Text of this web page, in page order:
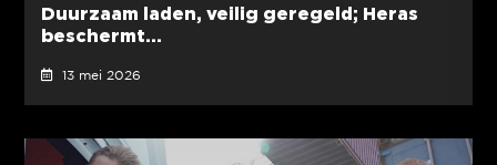
Duurzaam laden, veilig geregeld; Heras
beschermt...
13 mei 2026